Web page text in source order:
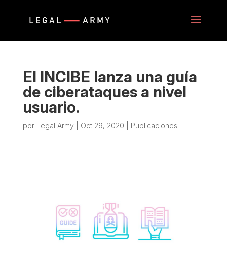
El INCIBE lanza una guía
de ciberataques a nivel
usuario.
por Legal Army Oct 29, 2020 Publicaciones